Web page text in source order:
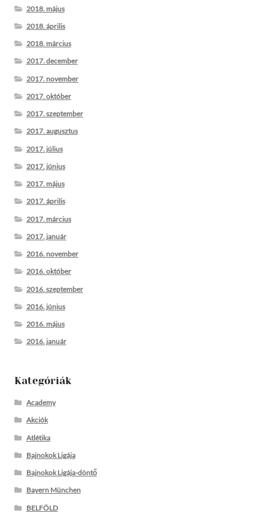
2018. május
2018. április
2018. március
2017. december
2017. november
2017. október
2017. szeptember
2017. augusztus
2017. július
2017. június
2017. május
2017. április
2017. március
2017. január
2016. november
2016. október
2016. szeptember
2016. június
2016. május
2016. január
Kategóriák
Academy
Akciók
Atlétika
Bajnokok Ligája
Bajnokok Ligája-döntő
Bayern München
BELFÖLD